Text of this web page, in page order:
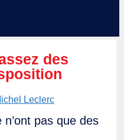
des
Leclerc
pas que des